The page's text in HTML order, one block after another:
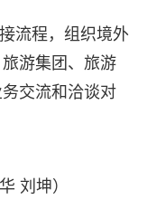
流程，组织境外
游集团、旅游
交流和洽谈对
刘坤）